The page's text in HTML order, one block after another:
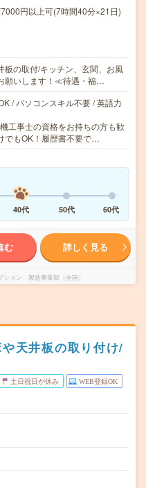
円以上可(7時間40分×21日)
板の取付/キッチン、玄関、お風
願いします！≪待遇・福…
/ パソコンスキル不要 / 英語力
事士の資格をお持ちの方も歓
でもOK！履歴書不要で…
40代 50代 60代
む 詳しく見る
ション 製造事業部（全国）
天井板の取り付け/
土日祝日が休み WEB登録OK